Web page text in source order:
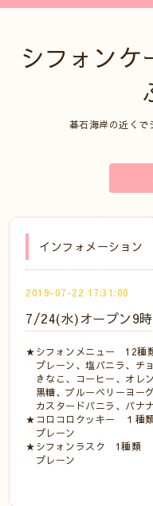
シフォン
碁石海岸の近くで
インフォメーション
2019-07-22 17:31:00
7/24(水)オープン9
★シフォンメニュー 12種
プレーン、塩バニラ、チ
きなこ、コーヒー、オレン
黒糖、ブルーベリーヨー
カスタードバニラ、バナ
★コロコロクッキー １種
プレーン
★シフォンラスク 1種類
プレーン